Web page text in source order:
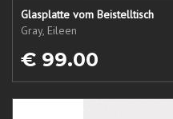
Glasplatte vom Beistelltisch
Gray, Eileen
€ 99.00